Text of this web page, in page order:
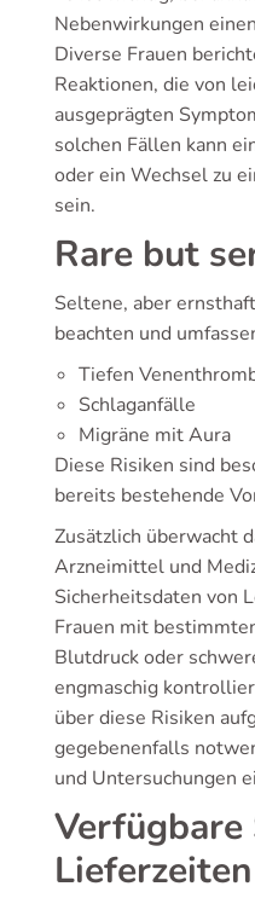
Nebenwirkungen
Diverse Frauen
Reaktionen, die von
ausgeprägten
solchen Fällen kann
oder ein Wechsel zu
sein.
Rare but
Seltene, aber
beachten und
Tiefen
Schlaganfälle
Migräne mit Aura
Diese Risiken sind
bereits bestehende
Zusätzlich überwacht
Arzneimittel und
Sicherheitsdaten von
Frauen mit
Blutdruck oder
engmaschig
über diese Risiken
gegebenenfalls
und Untersuchungen
Lieferzeiten